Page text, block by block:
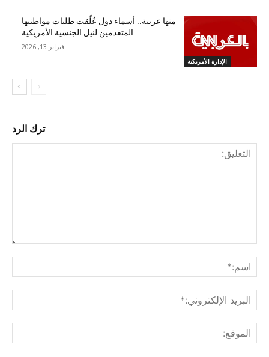
الإدارة الأمريكية
منها عربية.. أسماء دول عُلّقت طلبات مواطنيها
المتقدمين لنيل الجنسية الأمريكية
فبراير 13, 2026
ترك الرد